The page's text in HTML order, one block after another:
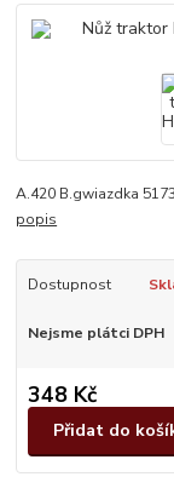
A.420 B.gwiazdka
popis
Dostupnost
Nejsme plátci DPH
348 Kč
Přidat do